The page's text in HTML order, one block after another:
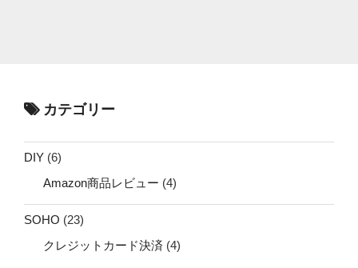
カテゴリー
DIY (6)
Amazon商品レビュー (4)
SOHO (23)
クレジットカード決済 (4)